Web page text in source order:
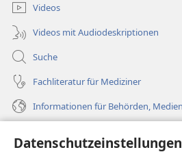
Datenschutzeinstellungen
Videos
Videos mit Audiodeskriptionen
Suche
Fachliteratur für Mediziner
Informationen für Behörden,